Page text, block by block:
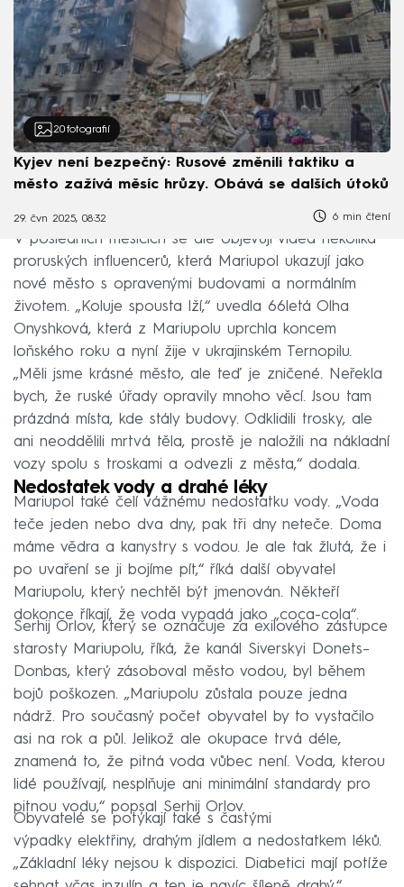
20 fotografií
Kyjev není bezpečný: Rusové změnili taktiku a
město zažívá měsíc hrůzy. Obává se dalších útoků
29. čvn 2025, 08:32 6 min čtení
V posledních měsících se ale objevují videa několika
proruských influencerů, která Mariupol ukazují jako
nové město s opravenými budovami a normálním
životem. „Koluje spousta lží,“ uvedla 66letá Olha
Onyshková, která z Mariupolu uprchla koncem
loňského roku a nyní žije v ukrajinském Ternopilu.
„Měli jsme krásné město, ale teď je zničené. Neřekla
bych, že ruské úřady opravily mnoho věcí. Jsou tam
prázdná místa, kde stály budovy. Odklidili trosky, ale
ani neoddělili mrtvá těla, prostě je naložili na nákladní
vozy spolu s troskami a odvezli z města,“ dodala.
Nedostatek vody a drahé léky
Mariupol také čelí vážnému nedostatku vody. „Voda
teče jeden nebo dva dny, pak tři dny neteče. Doma
máme vědra a kanystry s vodou. Je ale tak žlutá, že i
po uvaření se ji bojíme pít,“ říká další obyvatel
Mariupolu, který nechtěl být jmenován. Někteří
dokonce říkají, že voda vypadá jako „coca-cola“.
Serhij Orlov, který se označuje za exilového zástupce
starosty Mariupolu, říká, že kanál Siverskyi Donets–
Donbas, který zásoboval město vodou, byl během
bojů poškozen. „Mariupolu zůstala pouze jedna
nádrž. Pro současný počet obyvatel by to vystačilo
asi na rok a půl. Jelikož ale okupace trvá déle,
znamená to, že pitná voda vůbec není. Voda, kterou
lidé používají, nesplňuje ani minimální standardy pro
pitnou vodu,“ popsal Serhij Orlov.
Obyvatelé se potýkají také s častými
výpadky elektřiny, drahým jídlem a nedostatkem léků.
„Základní léky nejsou k dispozici. Diabetici mají potíže